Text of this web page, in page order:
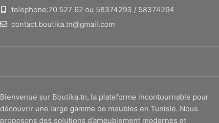
telephone:70 527 62 ou 58374293 / 58374294
contact.boutika.tn@gmail.com
Bienvenue sur Boutika.tn, la plateforme incontournable pour
découvrir une large gamme de meubles en Tunisie. Nous
proposons des solutions d’ameublement modernes et